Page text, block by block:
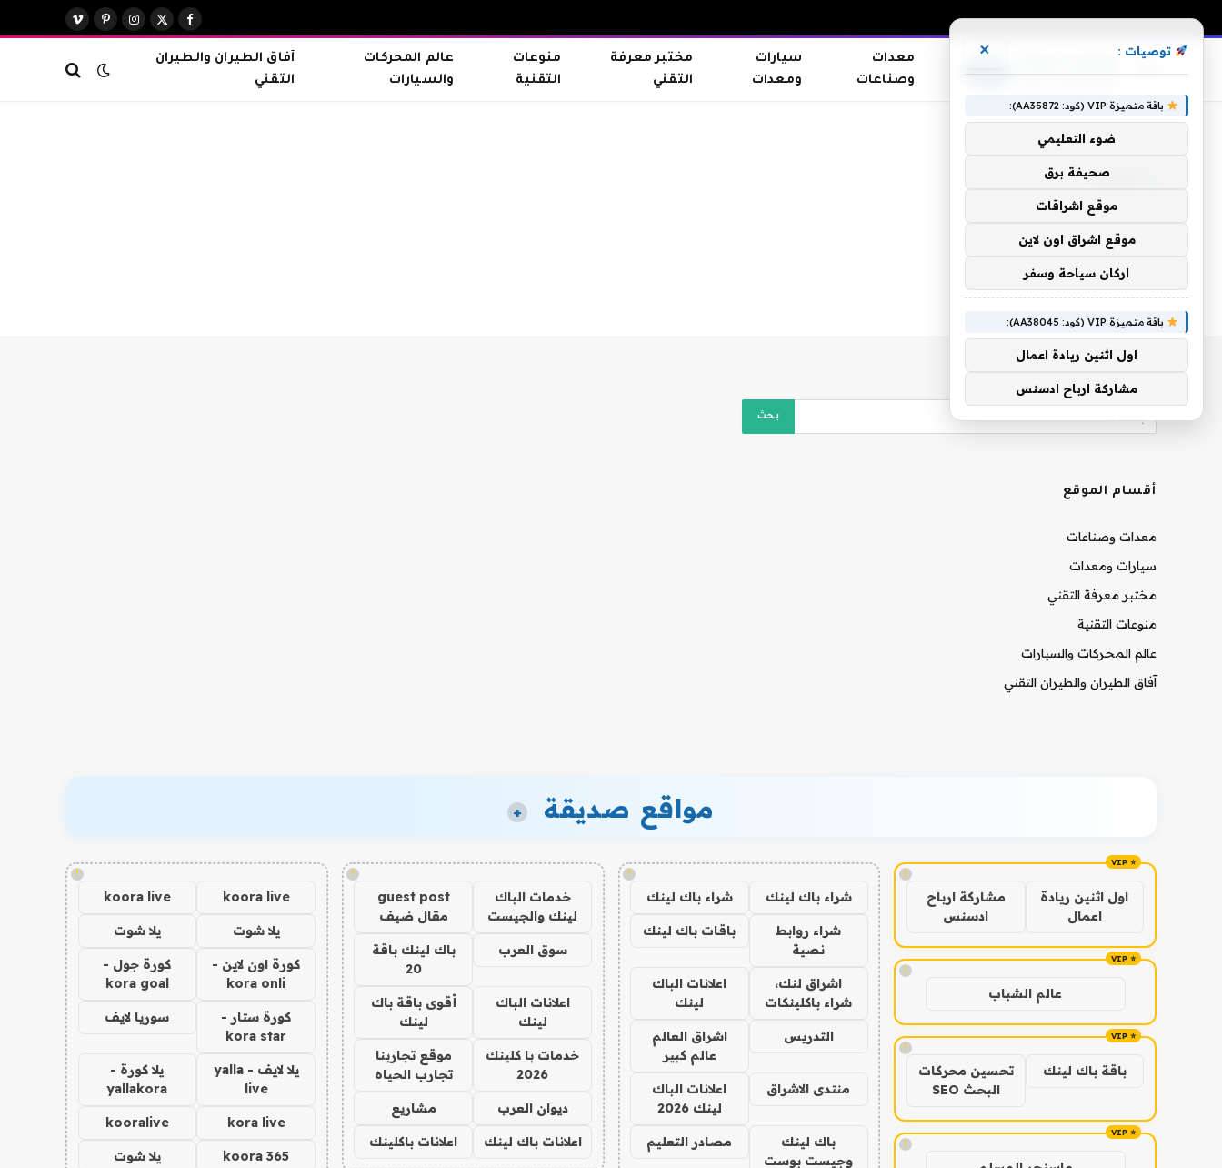
فيسبوك
X
الانستغرامبينتيريست
فيميو
معدات
وصناعات
سيارات
ومعدات
مختبر معرفة
التقني
منوعات
التقنية
عالم المحركات
والسيارات
آفاق الطيران والطيران
التقني
أتباعه
أقسام الموقع
معدات وصناعات
سيارات ومعدات
مختبر معرفة التقني
منوعات التقنية
عالم المحركات والسيارات
آفاق الطيران والطيران التقني
مواقع صديقة +
!
اول اثنين ريادة
اعمال
مشاركة ارباح
ادسنس
!
عالم الشباب
!
باقة باك لينك
تحسين محركات
البحث SEO
!
!
شراء باك لينك شراء باك لينك
شراء روابط
نصية
باقات باك لينك
اشراق لنك،
شراء باكلينكات
اعلانات الباك
لينك
التدريس
اشراق العالم
عالم كبير
منتدى الاشراق
اعلانات الباك
لينك 2026
باك لينك
وجيست بوست
مصادر التعليم
!
خدمات الباك
لينك والجيست
guest post
مقال ضيف
سوق العرب
باك لينك باقة
20
اعلانات الباك
لينك
أقوى باقة باك
لينك
خدمات با كلينك
2026
موقع تجاربنا
تجارب الحياه
ديوان العرب مشاريع
اعلانات باك لينك اعلانات باكلينك
!
koora live
koora live
يلا شوت يلا شوت
كورة اون لاين -
kora onli
كورة جول -
kora goal
كورة ستار -
kora star
سوريا لايف
يلا لايف - yalla
live
يلا كورة -
yallakora
kora live
kooralive
koora 365 يلا شوت
توصيات : ×
باقة متميزة VIP (كود: AA35872):
ضوء التعليمي
صحيفة برق
موقع اشراقات
موقع اشراق اون لاين
اركان سياحة وسفر
باقة متميزة VIP (كود: AA38045):
اول اثنين ريادة اعمال
مشاركة ارباح ادسنس